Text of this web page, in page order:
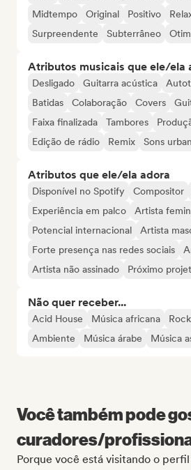
Midtempo
Original Positivo
Surpreendente
Subterrâneo
Atributos musicais que ele/ela
Desligado Guitarra acústica
Batidas
Colaboração Covers
Faixa finalizada
Tambores
Edição de rádio
Remix Sons
Atributos que ele/ela adora
Disponível no Spotify Compositor
Experiência em palco
Artista
Potencial internacional
Artista
Forte presença nas redes sociais
Artista não assinado
Próximo
Não quer receber...
Acid House Música africana
Ambiente
Música árabe Música
Você também pode
curadores/
Porque você está visitando o